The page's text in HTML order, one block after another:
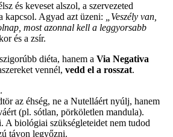
és keveset alszol, a szervezeted
kapcsol. Agyad azt üzeni:
„Veszély van,
most azonnal kell a leggyorsabb
és a zsír.
diéta, hanem a Via Negativa
vennél, vedd el a rosszat.
az éhség, ne a Nutelláért nyúlj, hanem
(pl. sótlan, pörköletlen mandula).
A biológiai szükségleteidet nem tudod
távon legyőzni.